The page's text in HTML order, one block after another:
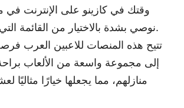
وقتك في كازينو على الإنترنت في
نوصي بشدة بالاختيار من القائمة التي شاركناها.
تتيح هذه المنصات للاعبين العرب
إلى مجموعة واسعة من الألعاب
منازلهم، مما يجعلها خيارًا مثاليًا